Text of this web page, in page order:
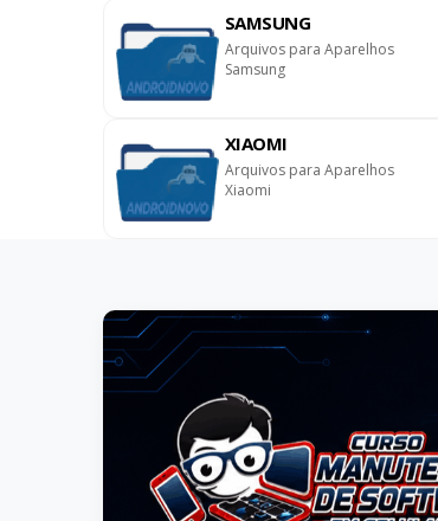
SAMSUNG
Arquivos para Aparelhos
Samsung
XIAOMI
Arquivos para Aparelhos
Xiaomi